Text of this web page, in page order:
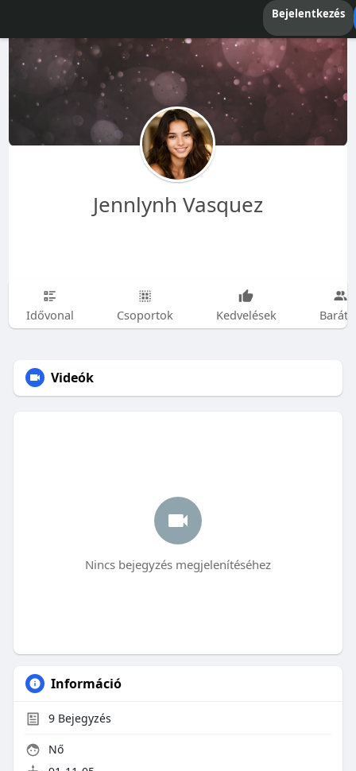
Bejelentkezés
Jennlynh Vasquez
Idővonal Csoportok Kedvelések
Videók
Nincs bejegyzés megjelenítéséhez
Információ
9Bejegyzés
Nő